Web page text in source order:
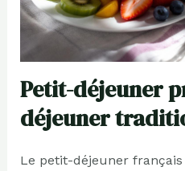
Petit-déjeuner
déjeuner
Le petit-déjeuner